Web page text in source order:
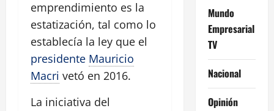
emprendimiento es la
estatización, tal como lo
establecía la ley que el
presidente Mauricio
Macri vetó en 2016.
La iniciativa del
Mundo
Empresarial
TV
Nacional
Opinión